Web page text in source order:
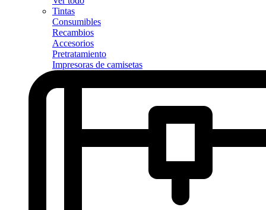
Tintas
Consumibles
Recambios
Accesorios
Pretratamiento
Impresoras de camisetas